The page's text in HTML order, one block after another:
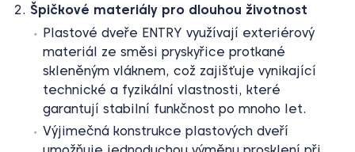
Špičkové materiály pro dlouhou životnost
Plastové dveře ENTRY využívají exteriérový
materiál ze směsi pryskyřice protkané
skleněným vláknem, což zajišťuje vynikající
technické a fyzikální vlastnosti, které
garantují stabilní funkčnost po mnoho let.
Výjimečná konstrukce plastových dveří